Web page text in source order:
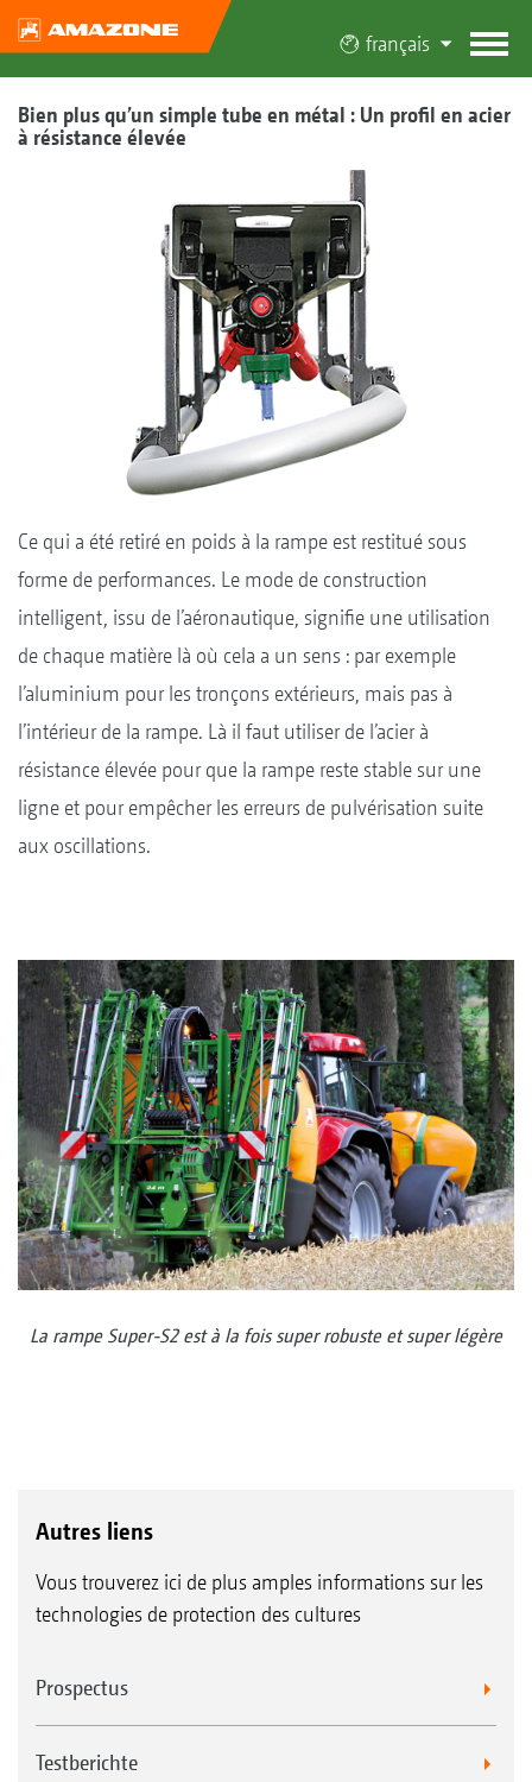
français
Bien plus qu’un simple tube en métal : Un profil en acier
à résistance élevée
Ce qui a été retiré en poids à la rampe est restitué sous
forme de performances. Le mode de construction
intelligent, issu de l’aéronautique, signifie une utilisation
de chaque matière là où cela a un sens : par exemple
l’aluminium pour les tronçons extérieurs, mais pas à
l’intérieur de la rampe. Là il faut utiliser de l’acier à
résistance élevée pour que la rampe reste stable sur une
ligne et pour empêcher les erreurs de pulvérisation suite
aux oscillations.
La rampe Super-S2 est à la fois super robuste et super légère
Autres liens
Vous trouverez ici de plus amples informations sur les
technologies de protection des cultures
Prospectus
Testberichte